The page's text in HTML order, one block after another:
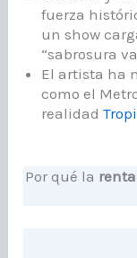
fuerza
un show
“sabrosura
El artista ha
como el
realidad
Por qué la